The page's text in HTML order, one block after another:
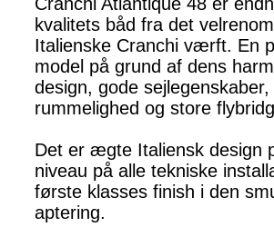
kvalitets båd fra det
Italienske Cranchi værft. En
model på grund af dens
design, gode sejlegenskaber,
rummelighed og store
Det er ægte Italiensk design
niveau på alle tekniske
første klasses finish i den
aptering.